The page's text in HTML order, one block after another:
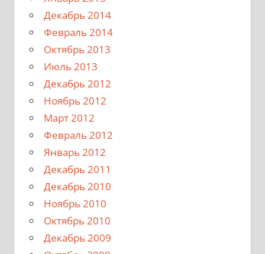
Декабрь 2014
Февраль 2014
Октябрь 2013
Июль 2013
Декабрь 2012
Ноябрь 2012
Март 2012
Февраль 2012
Январь 2012
Декабрь 2011
Декабрь 2010
Ноябрь 2010
Октябрь 2010
Декабрь 2009